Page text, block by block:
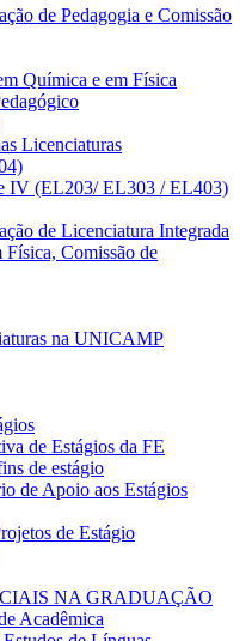
de Pedagogia e Comissão
Química e em Física
Licenciaturas
IV (EL203/ EL303 / EL403)
de Licenciatura Integrada
Comissão de
na UNICAMP
de Estágios da FE
de estágio
de Apoio aos Estágios
de Estágio
NA GRADUAÇÃO
Acadêmica